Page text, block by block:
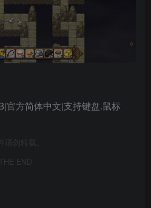
官方简体中文|支持键盘.鼠标
勿转载。
THE END